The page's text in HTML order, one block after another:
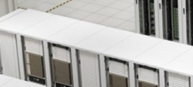
人工智慧、深度學習和大數據分析應
已經不僅僅局限在個人電腦和伺服
。